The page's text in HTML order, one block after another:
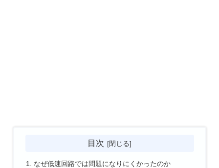
目次
なぜ低速回路では問題になりにくかったのか